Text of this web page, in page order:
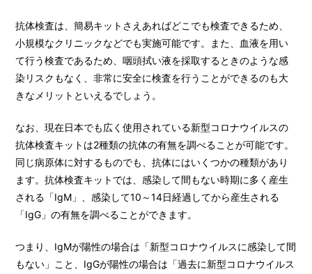
抗体検査は、簡易キットさえあればどこでも検査できるため、
小規模なクリニックなどでも実施可能です。また、血液を用い
て行う検査であるため、咽頭拭い液を採取するときのような感
染リスクもなく、非常に安全に検査を行うことができるのも大
きなメリットといえるでしょう。
なお、現在日本でも広く使用されている新型コロナウイルスの
抗体検査キットは2種類の抗体の有無を調べることが可能です。
同じ病原体に対するものでも、抗体にはいくつかの種類があり
ます。抗体検査キットでは、感染して間もない時期に多く産生
される「IgM」、感染して10～14日経過してから産生される
「IgG」の有無を調べることができます。
つまり、IgMが陽性の場合は「新型コロナウイルスに感染して間
もない」こと、IgGが陽性の場合は「過去に新型コロナウイルス